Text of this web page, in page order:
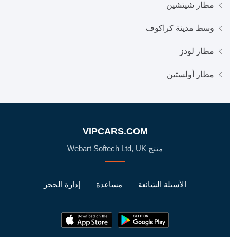
مطار شيتشين
وسط مدينة كراكوف
مطار لودز
مطار أولستين
VIPCARS.COM
منتج Webart Softech Ltd, UK
الأسئلة الشائعة مساعدة إدارة الحجز